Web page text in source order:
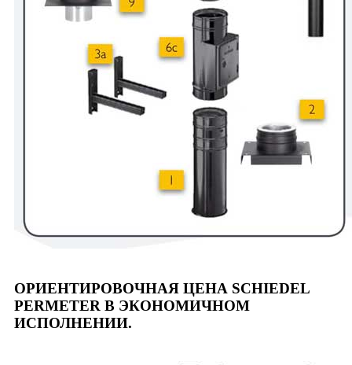
ОРИЕНТИРОВОЧНАЯ ЦЕНА SCHIEDEL
PERMETER В ЭКОНОМИЧНОМ
ИСПОЛНЕНИИ.